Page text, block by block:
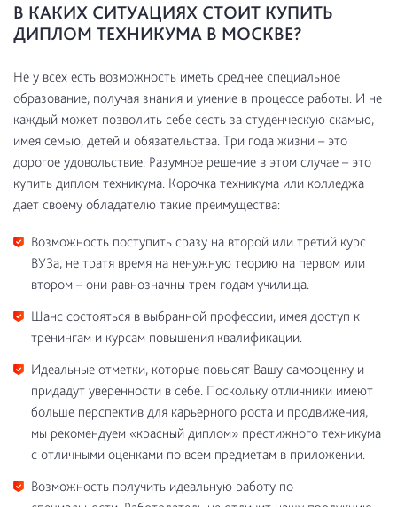
В КАКИХ СИТУАЦИЯХ СТОИТ КУПИТЬ
ДИПЛОМ ТЕХНИКУМА В МОСКВЕ?
Не у всех есть возможность иметь среднее специальное
образование, получая знания и умение в процессе работы. И не
каждый может позволить себе сесть за студенческую скамью,
имея семью, детей и обязательства. Три года жизни – это
дорогое удовольствие. Разумное решение в этом случае – это
купить диплом техникума. Корочка техникума или колледжа
дает своему обладателю такие преимущества:
Возможность поступить сразу на второй или третий курс
ВУЗа, не тратя время на ненужную теорию на первом или
втором – они равнозначны трем годам училища.
Шанс состояться в выбранной профессии, имея доступ к
тренингам и курсам повышения квалификации.
Идеальные отметки, которые повысят Вашу самооценку и
придадут уверенности в себе. Поскольку отличники имеют
больше перспектив для карьерного роста и продвижения,
мы рекомендуем «красный диплом» престижного техникума
с отличными оценками по всем предметам в приложении.
Возможность получить идеальную работу по